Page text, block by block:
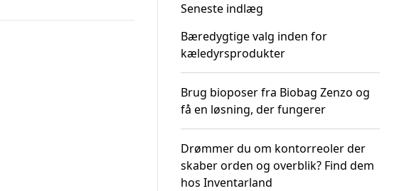
Seneste indlæg
Bæredygtige valg inden for
kæledyrsprodukter
Brug bioposer fra Biobag Zenzo og
få en løsning, der fungerer
Drømmer du om kontorreoler der
skaber orden og overblik? Find dem
hos Inventarland